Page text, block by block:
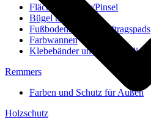
Flächenstreicher/Pinsel
Bügel und Rollen
Fußbodenbürsten/Auftragspads
Farbwannen
Klebebänder und Abdeckvlies
Remmers
Farben und Schutz für Außen
Holzschutz